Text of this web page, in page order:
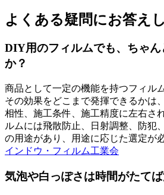
よくある疑問にお答え
DIY用のフィルムでも、ちゃ
か？
商品として一定の機能を持つフィル
その効果をどこまで発揮できるかは
相性、施工条件、施工精度に左右さ
ルムには飛散防止、日射調整、防犯
の用途があり、用途に応じた選定が
インドウ・フィルム工業会
気泡や白っぽさは時間がたて